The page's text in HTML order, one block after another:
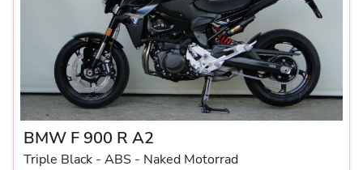
BMW F 900 R A2
Triple Black - ABS - Naked Motorrad